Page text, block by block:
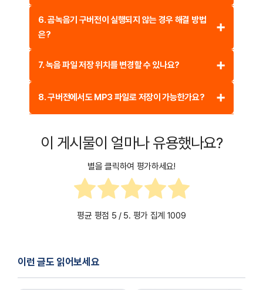
사이트에서 다운로드하고, 설치 후 반드시 백신 검사를
진행하는 것이 좋습니다.
구버전은 PC에서 재생되는 소리 및 마이크 입력을 녹음할 수
있으며, 간단한 편집 기능(자르기, 볼륨 조절, 노이즈 감소)도
지원합니다.
6. 곰녹음기 구버전이 실행되지 않는 경우 해결 방법
은?
Windows 최신 버전에서 실행되지 않는 경우, ‘호환 모드’를
7. 녹음 파일 저장 위치를 변경할 수 있나요?
네, 설정 메뉴에서 기본 저장 폴더를 변경할 수 있습니다.
8. 구버전에서도 MP3 파일로 저장이 가능한가요?
추가 코덱 설치가 필요할 수 있습니다.
이 게시물이 얼마나 유용했나요?
별을 클릭하여 평가하세요!
평균 평점 5 / 5. 평가 집계 1009
이런 글도 읽어보세요